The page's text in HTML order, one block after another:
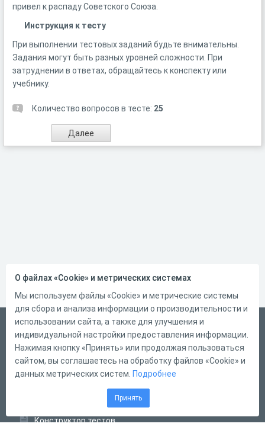
привел к распаду Советского Союза.
Инструкция к тесту
При выполнении тестовых заданий будьте внимательны.
Задания могут быть разных уровней сложности. При
затруднении в ответах, обращайтесь к конспекту или
учебнику.
Количество вопросов в тесте: 25
Русский
Справка
Форма обратной связи
Конструктор тестов
О файлах «Cookie» и метрических системах
Мы используем файлы «Cookie» и метрические системы
для сбора и анализа информации о производительности и
использовании сайта, а также для улучшения и
индивидуальной настройки предоставления информации.
Нажимая кнопку «Принять» или продолжая пользоваться
сайтом, вы соглашаетесь на обработку файлов «Cookie» и
данных метрических систем. Подробнее
Принять